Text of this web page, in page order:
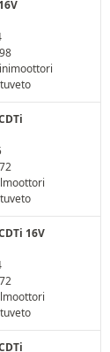
16V